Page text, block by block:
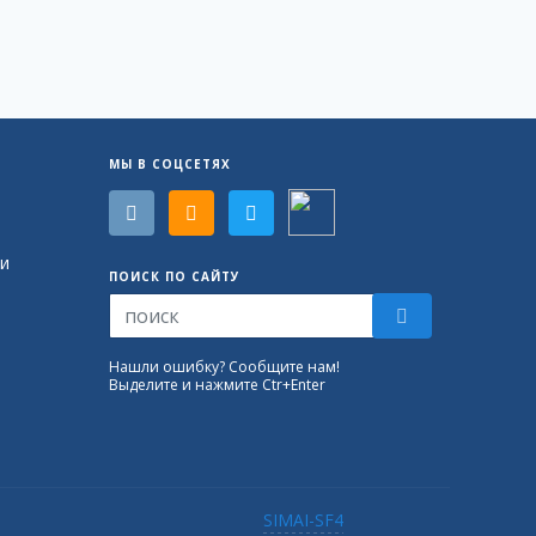
МЫ В СОЦСЕТЯХ
ПОИСК ПО САЙТУ
Нашли ошибку? Сообщите нам!
Выделите и нажмите Ctr+Enter
SIMAI-SF4